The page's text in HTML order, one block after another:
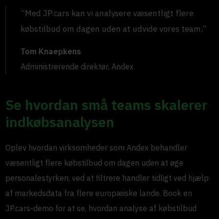
“Med JP.cars kan vi analysere væsentligt flere
købstilbud om dagen uden at udvide vores team.”
Tom Knaepkens
Administrerende direktør, Andex
Se hvordan små teams skalerer
indkøbsanalysen
Oplev hvordan virksomheder som Andex behandler
væsentligt flere købstilbud om dagen uden at øge
personalestyrken, ved at filtrere handler tidligt ved hjælp
af markedsdata fra flere europæiske lande. Book en
JP.cars-demo for at se, hvordan analyse af købstilbud